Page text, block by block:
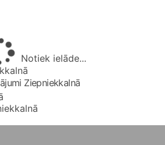
Notiek ielāde...
Māju pārdošanas sludinājumi Ziepniekkalnā
Ziepniekkalnā